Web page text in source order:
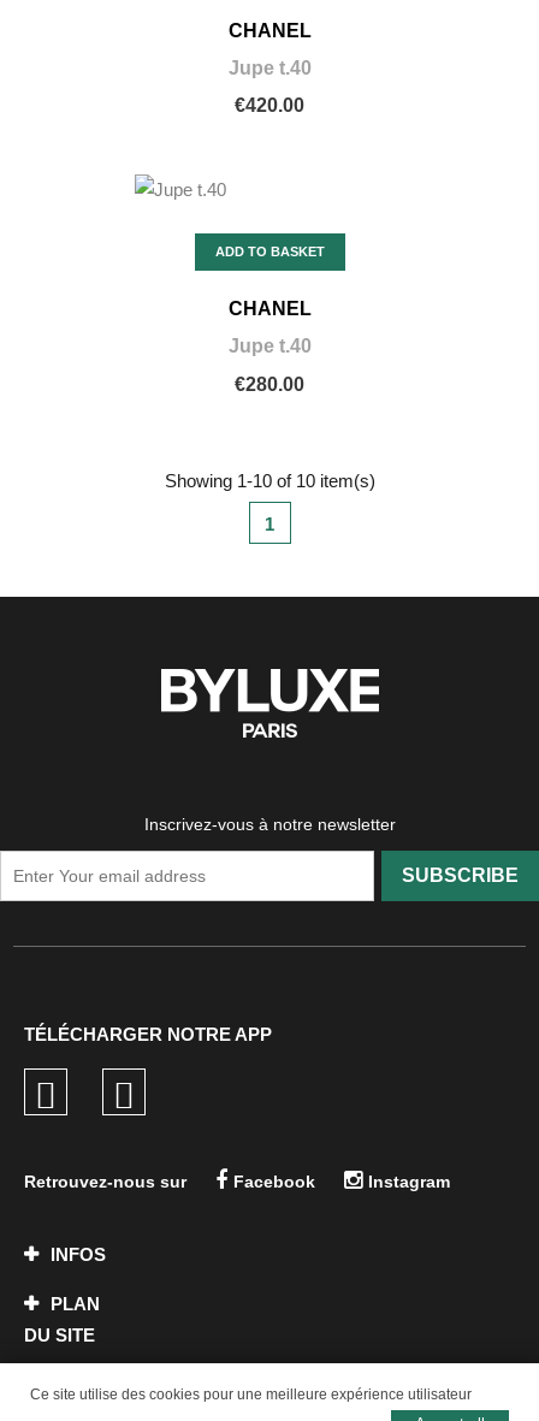
CHANEL
Jupe t.40
€420.00
ADD TO BASKET
CHANEL
Jupe t.40
€280.00
Showing 1-10 of 10 item(s)
1
Inscrivez-vous à notre newsletter
SUBSCRIBE
PLAN
DU SITE
TÉLÉCHARGER NOTRE APP
Retrouvez-nous sur Facebook Instagram
INFOS
CONTACT
Ce site utilise des cookies pour une meilleure expérience utilisateur